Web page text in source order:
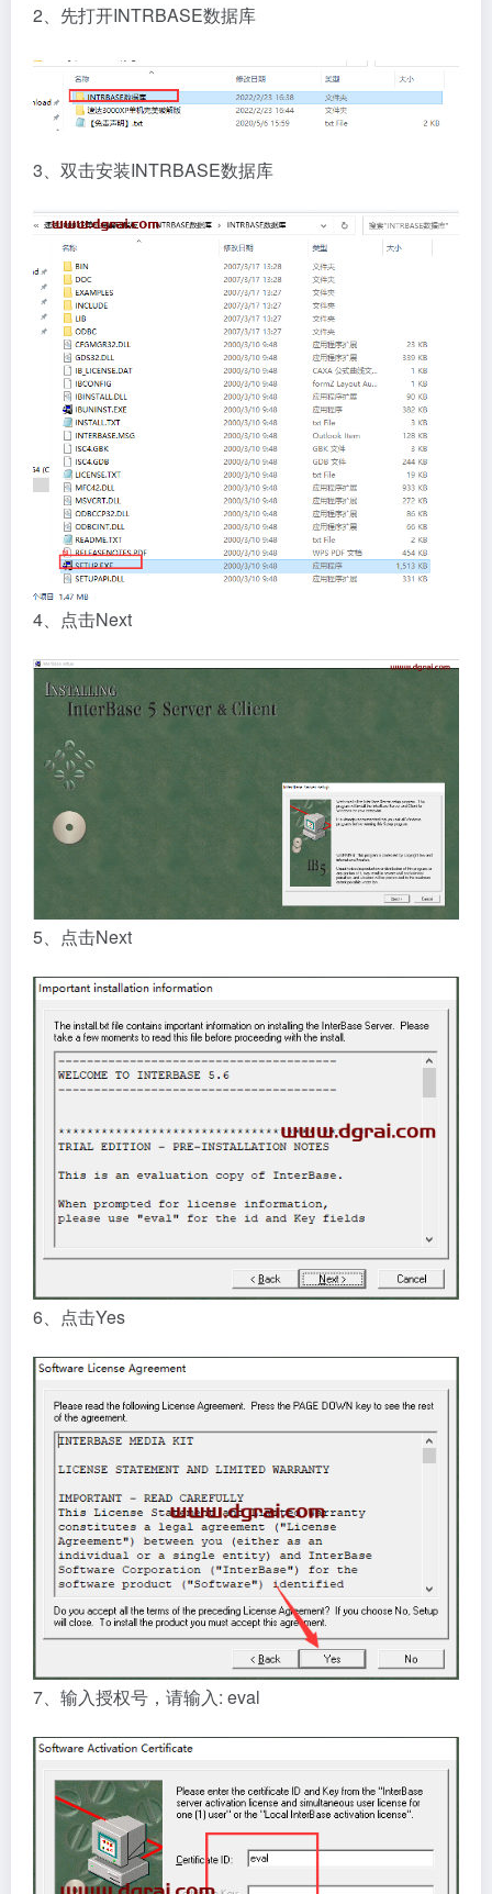
2、先打开INTRBASE数据库
3、双击安装INTRBASE数据库
4、点击Next
5、点击Next
6、点击Yes
7、输入授权号，请输入: eval